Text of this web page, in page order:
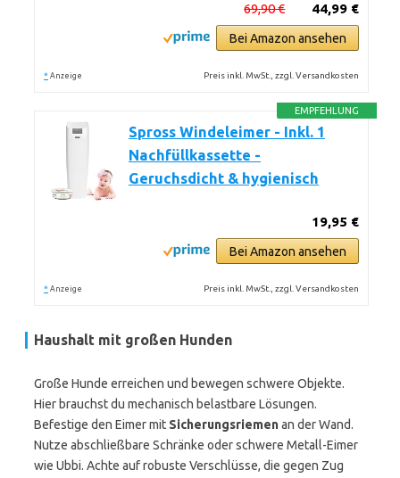
44,99 €
69,90 €
Bei Amazon ansehen
* Anzeige Preis inkl. MwSt., zzgl. Versandkosten
EMPFEHLUNG
Spross Windeleimer - Inkl. 1
Nachfüllkassette -
Geruchsdicht & hygienisch
19,95 €
Bei Amazon ansehen
* Anzeige Preis inkl. MwSt., zzgl. Versandkosten
Haushalt mit großen Hunden
Große Hunde erreichen und bewegen schwere Objekte.
Hier brauchst du mechanisch belastbare Lösungen.
Befestige den Eimer mit Sicherungsriemenan der Wand.
Nutze abschließbare Schränke oder schwere Metall-Eimer
wie Ubbi. Achte auf robuste Verschlüsse, die gegen Zug